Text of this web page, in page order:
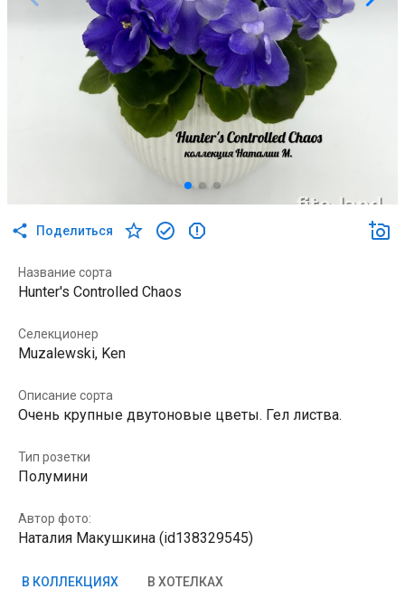
Поделиться
Название сорта
Hunter's Controlled Chaos
Селекционер
Muzalewski, Ken
Описание сорта
Очень крупные двутоновые цветы. Гел листва.
Тип розетки
Полумини
Автор фото:
Наталия Макушкина (id138329545)
В КОЛЛЕКЦИЯХ В ХОТЕЛКАХ